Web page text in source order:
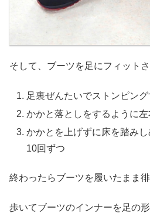
そして、ブーツを足にフィット
足裏ぜんたいでストンピン
かかと落としをするように
かかとを上げずに床を踏み
10回ずつ
終わったらブーツを履いたまま
歩いてブーツのインナーを足の